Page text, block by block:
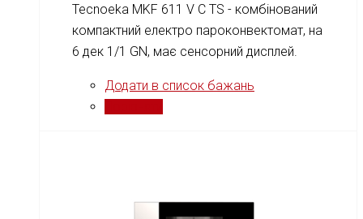
Tecnoeka MKF 611 V C TS - комбінований
компактний електро пароконвектомат, на
6 дек 1/1 GN, має сенсорний дисплей.
Додати в список бажань